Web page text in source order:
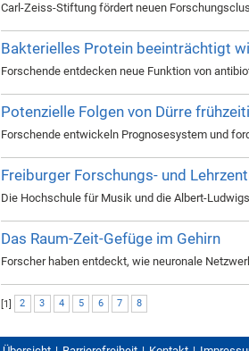
Carl-Zeiss-Stiftung fördert neuen
Bakterielles Protein beeinträchtigt
Forschende entdecken neue Funktion von
Potenzielle Folgen von Dürre
Forschende entwickeln Prognosesystem und
Freiburger Forschungs- und
Die Hochschule für Musik und die Albert-
Das Raum-Zeit-Gefüge im Gehirn
Forscher haben entdeckt, wie neuronale
[1] 2 3 4 5 6 7 8